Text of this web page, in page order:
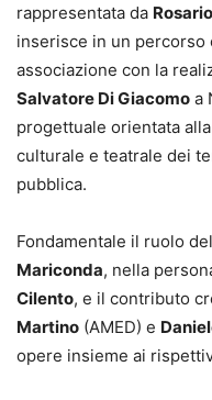
rappresentata da
inserisce in un percorso
associazione con la
Salvatore Di Giacomo a
progettuale orientata
culturale e teatrale dei
pubblica.
Fondamentale il ruolo del
Mariconda, nella
Cilento, e il contributo
Martino (AMED) e
opere insieme ai